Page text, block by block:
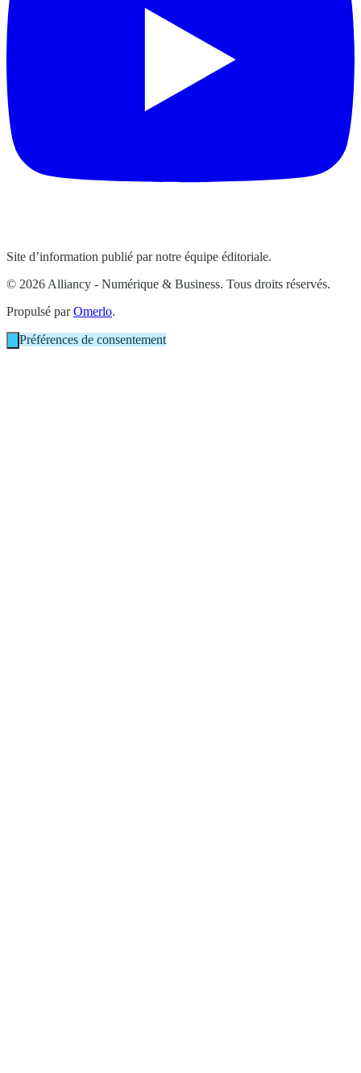
Site d’information publié par notre équipe éditoriale.
© 2026 Alliancy - Numérique & Business. Tous droits réservés.
Propulsé parOmerlo.
Préférences de consentement